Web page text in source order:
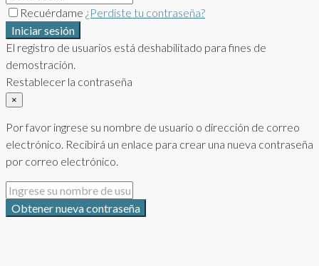
Recuérdame ¿Perdiste tu contraseña?
Iniciar sesión
El registro de usuarios está deshabilitado para fines de
demostración.
Restablecer la contraseña
×
Por favor ingrese su nombre de usuario o dirección de correo
electrónico. Recibirá un enlace para crear una nueva contraseña
por correo electrónico.
Obtener nueva contraseña